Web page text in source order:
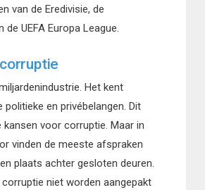
van de Eredivisie, de
de UEFA Europa League.
Het kent
politieke en privébelangen. Dit
kansen voor corruptie. Maar in
vinden de meeste afspraken
plaats achter gesloten deuren.
niet worden aangepakt